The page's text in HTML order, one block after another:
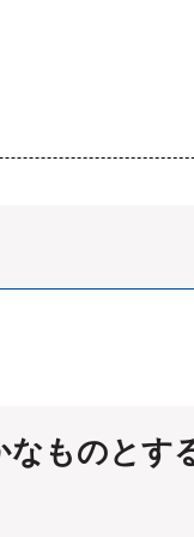
なものとす